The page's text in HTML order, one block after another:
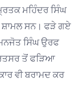
ਮਹਿੰਦਰ ਸਿੰਘ
ਸ਼ਾਮਲ ਸਨ। ਫੜੇ ਗਏ
ਸਿੰਘ ਉਰਫ
ਤੋਂ ਫੜਿਆ
ਵੀ ਬਰਾਮਦ ਕਰ